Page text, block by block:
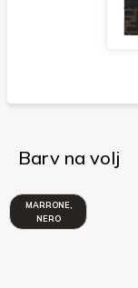
Barv na volj
MARRONE,
NERO